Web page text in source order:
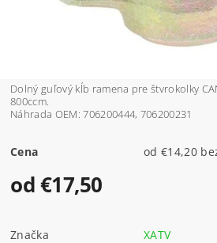
Dolný guľový kĺb ramena pre štvrokolky
800ccm.
Náhrada OEM: 706200444, 706200231
Cena od
od €17,50
Značka
XATV